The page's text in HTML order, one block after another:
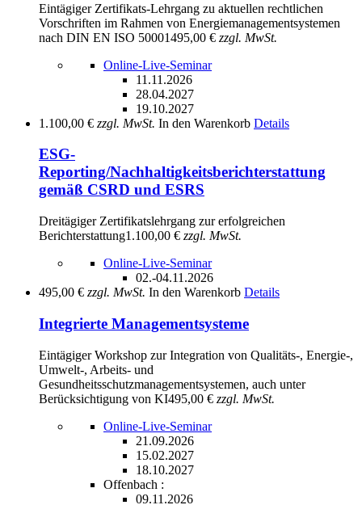
Eintägiger Zertifikats-Lehrgang zu aktuellen rechtlichen
Vorschriften im Rahmen von Energiemanagementsystemen
nach DIN EN ISO 50001495,00 € zzgl. MwSt.
Online-Live-Seminar
11.11.2026
28.04.2027
19.10.2027
1.100,00 € zzgl. MwSt. In den Warenkorb Details
ESG-
Reporting/Nachhaltigkeitsberichterstattung
gemäß CSRD und ESRS
Dreitägiger Zertifikatslehrgang zur erfolgreichen
Berichterstattung1.100,00 € zzgl. MwSt.
Online-Live-Seminar
02.-04.11.2026
495,00 € zzgl. MwSt. In den Warenkorb Details
Integrierte Managementsysteme
Eintägiger Workshop zur Integration von Qualitäts-, Energie-,
Umwelt-, Arbeits- und
Gesundheitsschutzmanagementsystemen, auch unter
Berücksichtigung von KI495,00 € zzgl. MwSt.
Online-Live-Seminar
21.09.2026
15.02.2027
18.10.2027
Offenbach :
09.11.2026